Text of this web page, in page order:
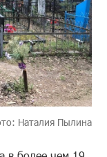
Наталия Пылина